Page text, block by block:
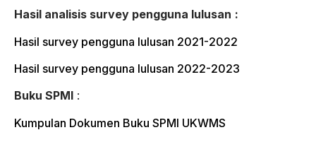
Hasil analisis survey pengguna lulusan :
Hasil survey pengguna lulusan 2021-2022
Hasil survey pengguna lulusan 2022-2023
Buku SPMI :
Kumpulan Dokumen Buku SPMI UKWMS